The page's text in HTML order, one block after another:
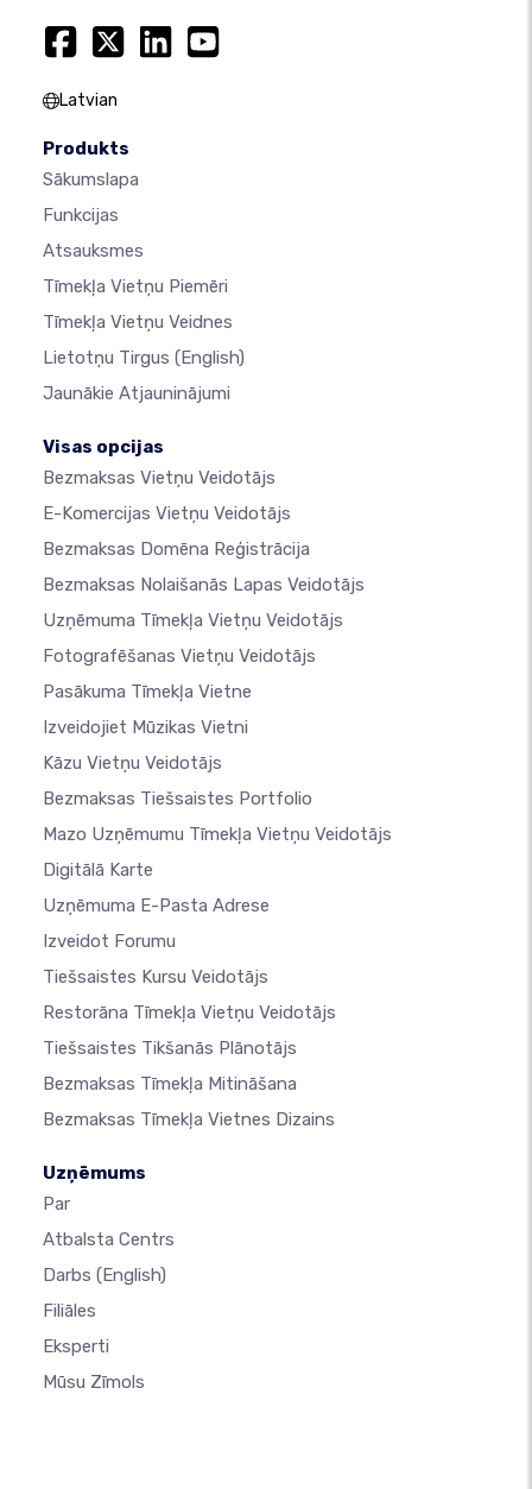
Latvian
Produkts
Sākumslapa
Funkcijas
Atsauksmes
Tīmekļa Vietņu Piemēri
Tīmekļa Vietņu Veidnes
Lietotņu Tirgus (English)
Jaunākie Atjauninājumi
Visas opcijas
Bezmaksas Vietņu Veidotājs
E-Komercijas Vietņu Veidotājs
Bezmaksas Domēna Reģistrācija
Bezmaksas Nolaišanās Lapas Veidotājs
Uzņēmuma Tīmekļa Vietņu Veidotājs
Fotografēšanas Vietņu Veidotājs
Pasākuma Tīmekļa Vietne
Izveidojiet Mūzikas Vietni
Kāzu Vietņu Veidotājs
Bezmaksas Tiešsaistes Portfolio
Mazo Uzņēmumu Tīmekļa Vietņu Veidotājs
Digitālā Karte
Uzņēmuma E-Pasta Adrese
Izveidot Forumu
Tiešsaistes Kursu Veidotājs
Restorāna Tīmekļa Vietņu Veidotājs
Tiešsaistes Tikšanās Plānotājs
Bezmaksas Tīmekļa Mitināšana
Bezmaksas Tīmekļa Vietnes Dizains
Uzņēmums
Par
Atbalsta Centrs
Darbs (English)
Filiāles
Eksperti
Mūsu Zīmols